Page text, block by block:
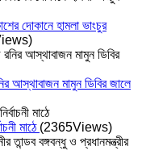
দোকানে হামলা ভাংচুর
আস্থাবাজন মামুন ডিবির জালে
মাঠে (2365Views)